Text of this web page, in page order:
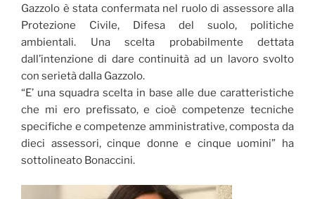
Gazzolo è stata confermata nel ruolo di assessore alla
Protezione Civile, Difesa del suolo, politiche
ambientali. Una scelta probabilmente dettata
dall’intenzione di dare continuità ad un lavoro svolto
con serietà dalla Gazzolo.
“E’ una squadra scelta in base alle due caratteristiche
che mi ero prefissato, e cioè competenze tecniche
specifiche e competenze amministrative, composta da
dieci assessori, cinque donne e cinque uomini” ha
sottolineato Bonaccini.